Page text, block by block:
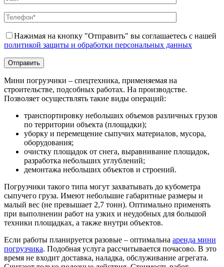
Нажимая на кнопку "Отправить" вы соглашаетесь с нашей
политикой защиты и обработки персональных данных
Мини погрузчики – спецтехника, применяемая на
строительстве, подсобных работах. На производстве.
Позволяет осуществлять такие виды операций:
транспортировку небольших объемов различных грузов
по территории объекта (площадки);
уборку и перемещение сыпучих материалов, мусора,
оборудования;
очистку площадок от снега, выравнивание площадок,
разработка небольших углублений;
демонтажа небольших объектов и строений.
Погрузчики такого типа могут захватывать до кубометра
сыпучего груза. Имеют небольшие габаритные размеры и
малый вес (не превышает 2,7 тонн). Оптимально применять
при выполнении работ на узких и неудобных для большой
техники площадках, а также внутри объектов.
Если работы планируется разовые – оптимальна аренда мини
погрузчика. Подобная услуга рассчитывается почасово. В это
время не входит доставка, наладка, обслуживание агрегата.